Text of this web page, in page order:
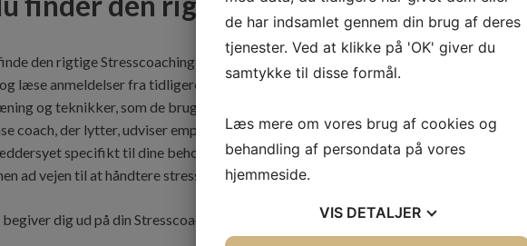
den rigtige Stresscoaching Odense-træner for dig er at undersøge forskellige
læse anmeldelser fra tidligere deltagere. Du kan også spørge potentielle coaches
og teknikker, som de bruger. Når det er tid til sessionen, skal du lede efter en
coach, der lytter, udviser empati og arbejder sammen med dig for at finde frem til
specifikt til dine behov. At finde den rigtige Stresscoaching Odense coach
ad vejen til at håndtere stress mere effektivt
dig ud på din Stresscoaching Odense-rejse!
de har indsamlet gennem din brug af deres
tjenester. Ved at klikke på 'OK' giver du
samtykke til disse formål.
Læs mere om vores brug af cookies og
behandling af persondata på vores
hjemmeside.
VIS DETALJER